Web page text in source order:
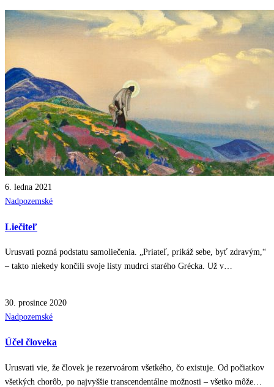
6. ledna 2021
Posted
Nadpozemské
Liečiteľ
Urusvati pozná podstatu samoliečenia. „Priateľ, prikáž sebe, byť zdravým,“
– takto niekedy končili svoje listy mudrci starého Grécka. Už v…
30. prosince 2020
Posted
Nadpozemské
Účel človeka
Urusvati vie, že človek je rezervoárom všetkého, čo existuje. Od počiatkov
všetkých chorôb, po najvyššie transcendentálne možnosti – všetko môže…